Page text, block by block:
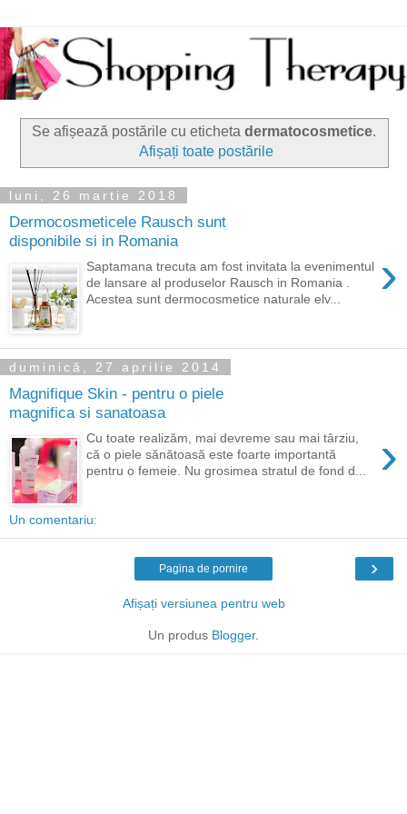
Se afișează postările cu eticheta dermatocosmetice.
Afișați toate postările
luni, 26 martie 2018
Dermocosmeticele Rausch sunt
disponibile si in Romania
›
Saptamana trecuta am fost invitata la evenimentul
de lansare al produselor Rausch in Romania .
Acestea sunt dermocosmetice naturale elv...
duminică, 27 aprilie 2014
Magnifique Skin - pentru o piele
magnifica si sanatoasa
›
Cu toate realizăm, mai devreme sau mai târziu,
că o piele sănătoasă este foarte importantă
pentru o femeie. Nu grosimea stratul de fond d...
Un comentariu:
›
Pagina de pornire
Afișați versiunea pentru web
Un produs Blogger.